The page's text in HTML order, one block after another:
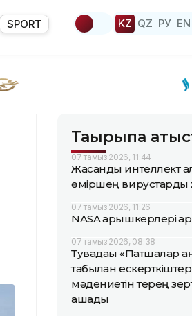
SPORT KZ QZ РУ EN
Тақырыпқа
07 тамыз 2026, 11:44
Жасанды интеллект
өміршең
07 тамыз 2026, 11:26
NASA ғарышкерлері
07 тамыз 2026, 08:38
Тувадағы «Патшалар
табылған
мәдениетін терең
ашады